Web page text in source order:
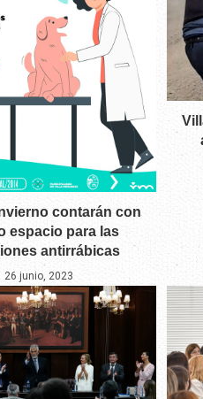
contarán con
espacio para las
antirrábicas
26 junio, 2023